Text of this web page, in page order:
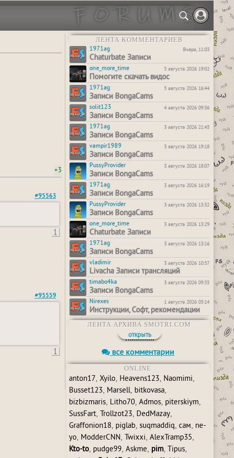
+3
#95563
1
#95559
1
ЛЕНТА КОММЕНТАРИЕВ
1971ag
Вчера, 11:03
Chaturbate Записи
one_more_time 5 августа 2026 19:02
Помогите скачать видос
1971ag 5 августа 2026 16:44
Записи BongaCams
solit123 4 августа 2026 09:36
Записи BongaCams
1971ag 3 августа 2026 21:45
Записи BongaCams
vampir1989 3 августа 2026 19:18
Записи BongaCams
PussyProvider 3 августа 2026 18:07
Записи BongaCams
1971ag 3 августа 2026 16:19
Записи BongaCams
PussyProvider 3 августа 2026 13:32
Записи BongaCams
one_more_time 3 августа 2026 13:29
Chaturbate Записи
1971ag 3 августа 2026 13:16
Записи BongaCams
vladimir 3 августа 2026 10:57
Livacha Записи трансляций
timabo4ka 3 августа 2026 09:35
Записи BongaCams
Nirexes 1 августа 2026 05:14
Инструкции, Софт, рекомендации
ЛЕНТА АРХИВА SMOTRI.COM
открыть
все комментарии
ONLINE
anton17, Xyilo, Heavens123, Naomimi,
Busset123, Marsell, bitkovasa,
bizbizmaris, Litho70, Admos, piterskiym,
SussFart, Trollzot23, DedMazay,
Graffonion18, piglab, suqmaddiq, сам, ne-
yo, ModderCNN, Twixxi, AlexTramp35,
Kto-to, pudge99, Askme, pim, Tipus,